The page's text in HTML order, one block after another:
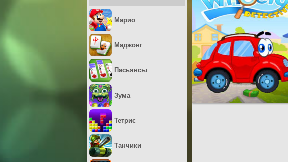
Марио
Маджонг
Пасьянсы
Зума
Тетрис
Танчики